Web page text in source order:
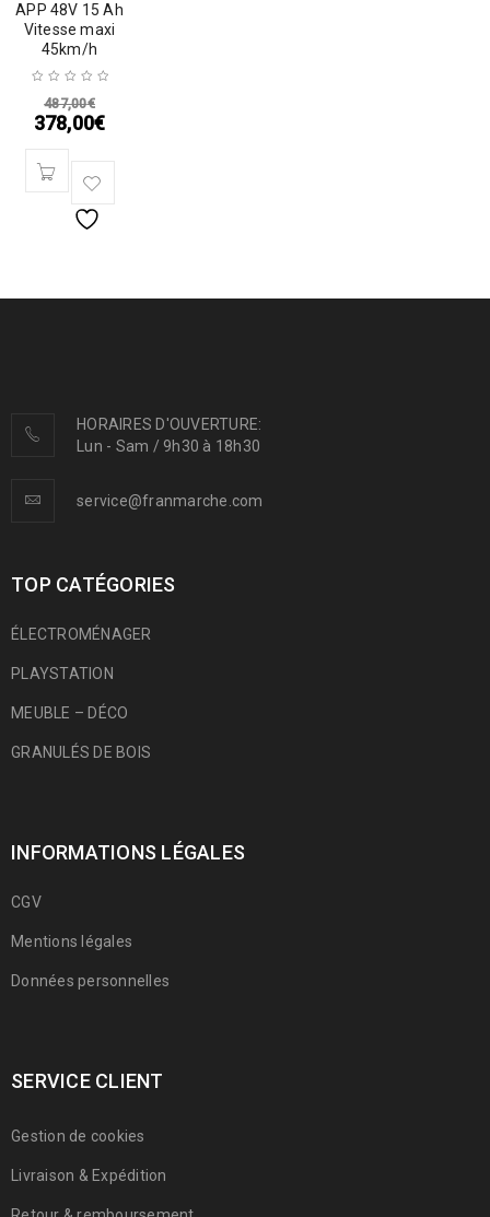
APP 48V 15 Ah
Vitesse maxi
45km/h
487,00€
378,00€
HORAIRES D'OUVERTURE:
Lun - Sam / 9h30 à 18h30
service@franmarche.com
TOP CATÉGORIES
ÉLECTROMÉNAGER
PLAYSTATION
MEUBLE – DÉCO
GRANULÉS DE BOIS
INFORMATIONS LÉGALES
CGV
Mentions légales
Données personnelles
SERVICE CLIENT
Gestion de cookies
Livraison & Expédition